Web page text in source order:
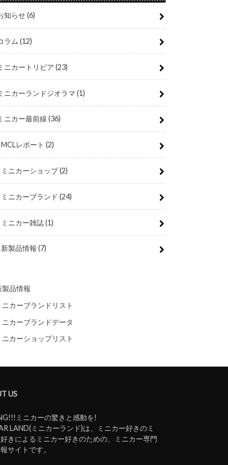
知らせ(6)
ラム(12)
ニカートリビア(23)
ニカーランドジオラマ(1)
ニカー最前線(36)
MCLレポート (2)
ミニカーショップ(2)
ミニカーブランド (24)
ミニカー雑誌(1)
新製品情報 (7)
製品情報
ニカーブランドリスト
ニカーブランドデータ
ニカーショップリスト
US
ミニカーの驚きと感動を!
LAND(ミニカーランド)は、ミニカー好きのミ
きによるミニカー好きのための、ミニカー専門
サイトです。